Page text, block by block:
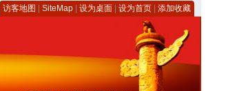
访客地图 SiteMap 设为桌面 设为首页 添加收藏